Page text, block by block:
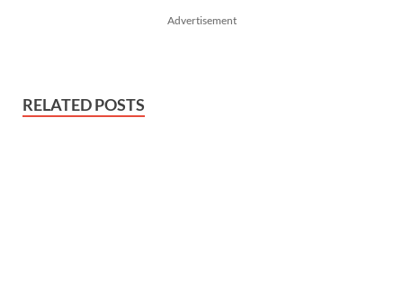
Advertisement
RELATED POSTS